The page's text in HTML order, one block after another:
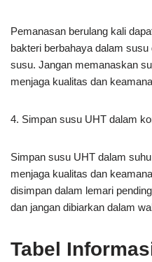
Pemanasan berulang kali
bakteri berbahaya dalam
susu. Jangan memanaskan
menjaga kualitas dan
4. Simpan susu UHT dalam
Simpan susu UHT dalam
menjaga kualitas dan
disimpan dalam lemari
dan jangan dibiarkan dalam
Tabel